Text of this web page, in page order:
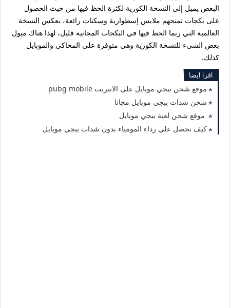
البعض يميل إلي النسخة الكورية لكثرة الحظ فيها من حيث الحصول
على بكجات تمنحهم ملابس إسطوارية وسكنات رائعة، بعكس النسخة
العالمية التي ربما الحظ فيها في البكجات المجانية قليل، لهذا هناك ميول
بعض الشيء للنسخة الكورية وهي متوفرة على المحاكي والموبايل
كذلك.
اقرا ايضا
موقع شحن ببجي موبايل على الانترنت pubg mobile
شحن شدات ببجي موبايل مجانا
موقع شحن لعبة ببجي موبايل
كيف تحصل علي رداء المومياء بدون شدات ببجي موبايل